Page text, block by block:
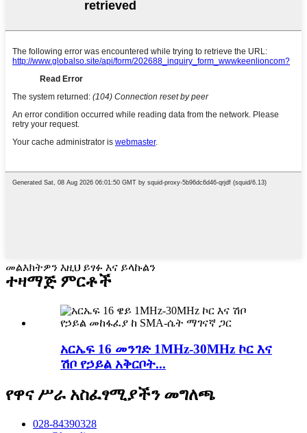
መልእክትዎን እዚህ ይፃፉ እና ይላኩልን
ተዛማጅ ምርቶች
አርኤፍ 16 መንገድ 1MHz-30MHz ኮር እና
ሽቦ የኃይል አቅርቦት...
የዋና ሥራ አስፈፃሚያችን መግለጫ
028-84390328